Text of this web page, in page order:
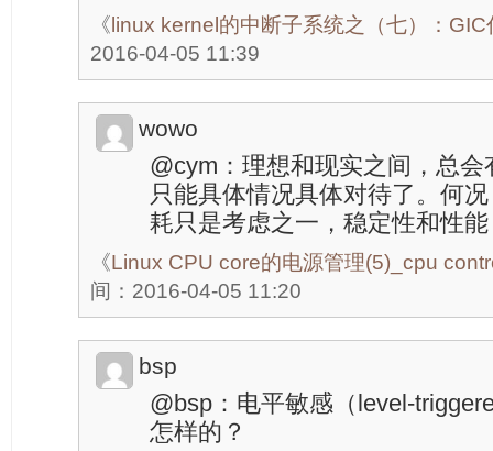
《 linux kernel的中断子系统之（七）：GIC
2016-04-05 11:39
wowo
@cym：理想和现实之间，总
只能具体情况具体对待了。何
耗只是考虑之一，稳定性和性
《Linux CPU core的电源管理(5)_cpu
间：2016-04-05 11:20
bsp
@bsp：电平敏感（level-
怎样的？